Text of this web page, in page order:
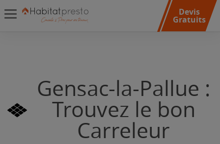
Devis
Gratuits
Gensac-la-Pallue :
Trouvez le bon
Carreleur